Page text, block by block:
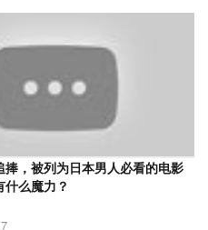
捧，被列为日本男人必看的电影
么魔力？